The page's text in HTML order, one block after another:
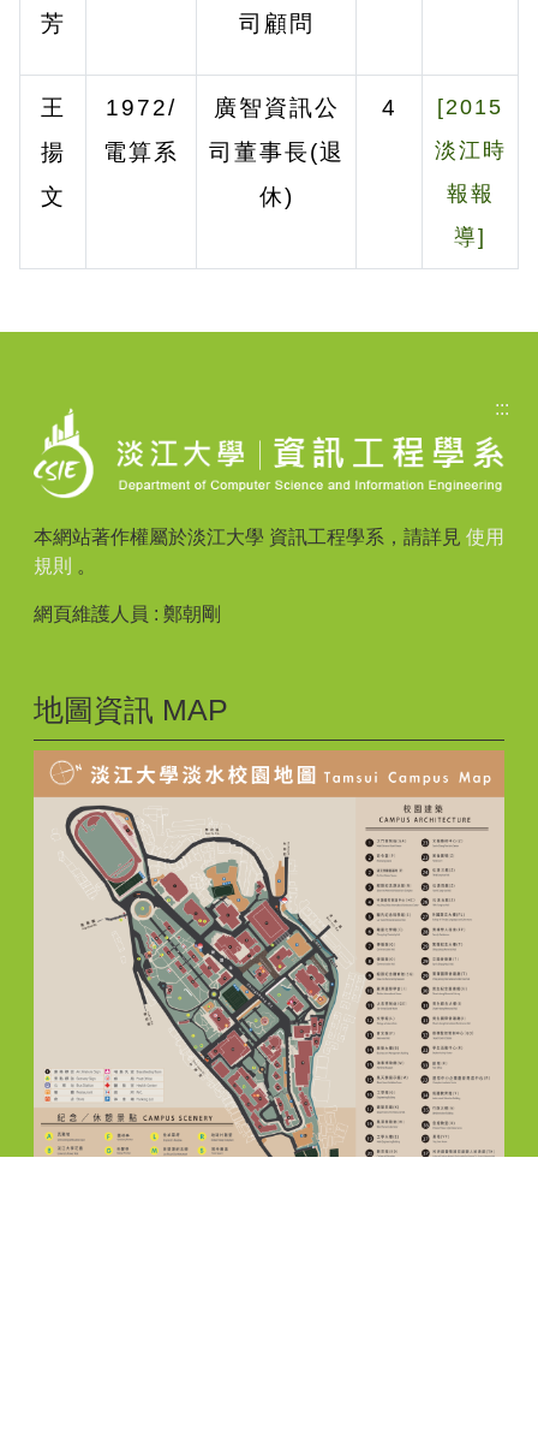
芳
司顧問
王
揚
文
1972/
電算系
廣智資訊公
司董事長(退
休)
4
[2015
淡江時
報報
導]
:::
本網站著作權屬於淡江大學 資訊工程學系，請詳見 使用
規則 。
網頁維護人員 : 鄭朝剛
地圖資訊 MAP